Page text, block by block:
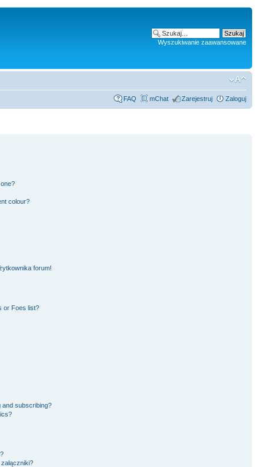
Wyszukiwanie zaawansowane
FAQ mChat Zarejestruj Zaloguj
colour?
forum!
or Foes list?
and subscribing?